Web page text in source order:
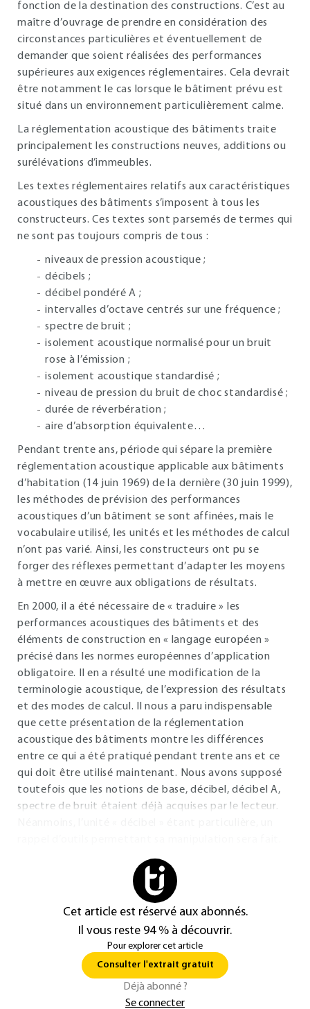
fonction de la destination des constructions. C’est au
maître d’ouvrage de prendre en considération des
circonstances particulières et éventuellement de
demander que soient réalisées des performances
supérieures aux exigences réglementaires. Cela devrait
être notamment le cas lorsque le bâtiment prévu est
situé dans un environnement particulièrement calme.
La réglementation acoustique des bâtiments traite
principalement les constructions neuves, additions ou
surélévations d’immeubles.
Les textes réglementaires relatifs aux caractéristiques
acoustiques des bâtiments s’imposent à tous les
constructeurs. Ces textes sont parsemés de termes qui
ne sont pas toujours compris de tous :
niveaux de pression acoustique ;
décibels ;
décibel pondéré A ;
intervalles d’octave centrés sur une fréquence ;
spectre de bruit ;
isolement acoustique normalisé pour un bruit
rose à l’émission ;
isolement acoustique standardisé ;
niveau de pression du bruit de choc standardisé ;
durée de réverbération ;
aire d’absorption équivalente…
Pendant trente ans, période qui sépare la première
réglementation acoustique applicable aux bâtiments
d’habitation (14 juin 1969) de la dernière (30 juin 1999),
les méthodes de prévision des performances
acoustiques d’un bâtiment se sont affinées, mais le
vocabulaire utilisé, les unités et les méthodes de calcul
n’ont pas varié. Ainsi, les constructeurs ont pu se
forger des réflexes permettant d’adapter les moyens
à mettre en œuvre aux obligations de résultats.
En 2000, il a été nécessaire de « traduire » les
performances acoustiques des bâtiments et des
éléments de construction en « langage européen »
précisé dans les normes européennes d’application
obligatoire. Il en a résulté une modification de la
terminologie acoustique, de l’expression des résultats
et des modes de calcul. Il nous a paru indispensable
que cette présentation de la réglementation
acoustique des bâtiments montre les différences
entre ce qui a été pratiqué pendant trente ans et ce
qui doit être utilisé maintenant. Nous avons supposé
toutefois que les notions de base, décibel, décibel A,
spectre de bruit étaient déjà acquises par le lecteur.
Cet article est réservé aux abonnés.
Il vous reste 94 % à découvrir.
Pour explorer cet article
Consulter l'extrait gratuit
Déjà abonné ?
Se connecter